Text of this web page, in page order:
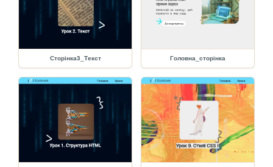
Сторінка3_Текст Головна_сторінка